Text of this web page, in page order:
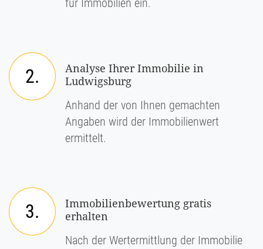
für Immobilien ein.
2.
Analyse Ihrer Immobilie in
Ludwigsburg
Anhand der von Ihnen gemachten
Angaben wird der Immobilienwert
ermittelt.
3.
Immobilienbewertung gratis
erhalten
Nach der Wertermittlung der Immobilie